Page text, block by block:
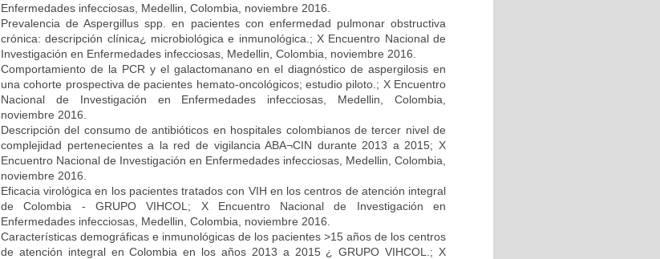
Enfermedades infecciosas, Medellin, Colombia, noviembre 2016.
Prevalencia de Aspergillus spp. en pacientes con enfermedad pulmonar obstructiva
crónica: descripción clínica¿ microbiológica e inmunológica.; X Encuentro Nacional de
Investigación en Enfermedades infecciosas, Medellin, Colombia, noviembre 2016.
Comportamiento de la PCR y el galactomanano en el diagnóstico de aspergilosis en
una cohorte prospectiva de pacientes hemato-oncológicos; estudio piloto.; X Encuentro
Nacional de Investigación en Enfermedades infecciosas, Medellin, Colombia,
noviembre 2016.
Descripción del consumo de antibióticos en hospitales colombianos de tercer nivel de
complejidad pertenecientes a la red de vigilancia ABA¬CIN durante 2013 a 2015; X
Encuentro Nacional de Investigación en Enfermedades infecciosas, Medellin, Colombia,
noviembre 2016.
Eficacia virológica en los pacientes tratados con VIH en los centros de atención integral
de Colombia - GRUPO VIHCOL; X Encuentro Nacional de Investigación en
Enfermedades infecciosas, Medellin, Colombia, noviembre 2016.
Características demográficas e inmunológicas de los pacientes >15 años de los centros
de atención integral en Colombia en los años 2013 a 2015 ¿ GRUPO VIHCOL.; X